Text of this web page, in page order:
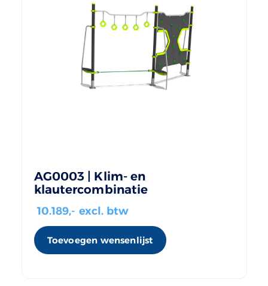
AG0003 | Klim- en
klautercombinatie
10.189,- excl. btw
Toevoegen wensenlijst